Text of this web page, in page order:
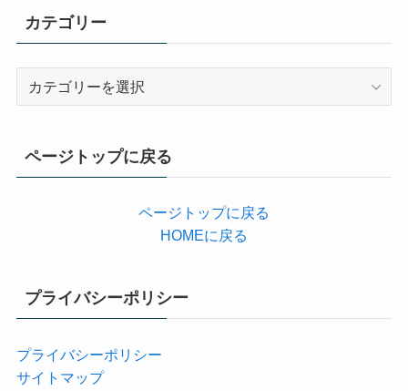
カテゴリー
ページトップに戻る
ページトップに戻る
HOMEに戻る
プライバシーポリシー
プライバシーポリシー
サイトマップ